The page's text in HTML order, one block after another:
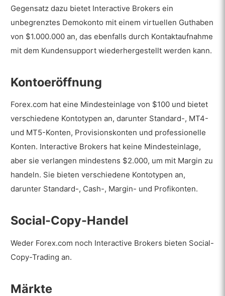
Gegensatz dazu bietet Interactive Brokers ein
unbegrenztes Demokonto mit einem virtuellen Guthaben
von $1.000.000 an, das ebenfalls durch Kontaktaufnahme
mit dem Kundensupport wiederhergestellt werden kann.
Kontoeröffnung
Forex.com hat eine Mindesteinlage von $100 und bietet
verschiedene Kontotypen an, darunter Standard-, MT4-
und MT5-Konten, Provisionskonten und professionelle
Konten. Interactive Brokers hat keine Mindesteinlage,
aber sie verlangen mindestens $2.000, um mit Margin zu
handeln. Sie bieten verschiedene Kontotypen an,
darunter Standard-, Cash-, Margin- und Profikonten.
Social-Copy-Handel
Weder Forex.com noch Interactive Brokers bieten Social-
Copy-Trading an.
Märkte